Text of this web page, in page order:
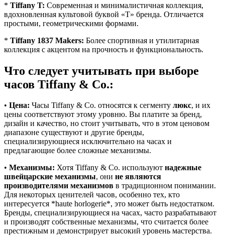
* Tiffany T: Современная и минималистичная коллекция,
вдохновленная культовой буквой «T» бренда. Отличается
простыми, геометрическими формами.
* Tiffany 1837 Makers: Более спортивная и утилитарная
коллекция с акцентом на прочность и функциональность.
Что следует учитывать при выборе
часов Tiffany & Co.:
• Цена: Часы Tiffany & Co. относятся к сегменту люкс, и их
цены соответствуют этому уровню. Вы платите за бренд,
дизайн и качество, но стоит учитывать, что в этом ценовом
диапазоне существуют и другие бренды,
специализирующиеся исключительно на часах и
предлагающие более сложные механизмы.
• Механизмы: Хотя Tiffany & Co. используют надежные
швейцарские механизмы, они не являются
производителями механизмов в традиционном понимании.
Для некоторых ценителей часов, особенно тех, кто
интересуется *haute horlogerie*, это может быть недостатком.
Бренды, специализирующиеся на часах, часто разрабатывают
и производят собственные механизмы, что считается более
престижным и демонстрирует высокий уровень мастерства.